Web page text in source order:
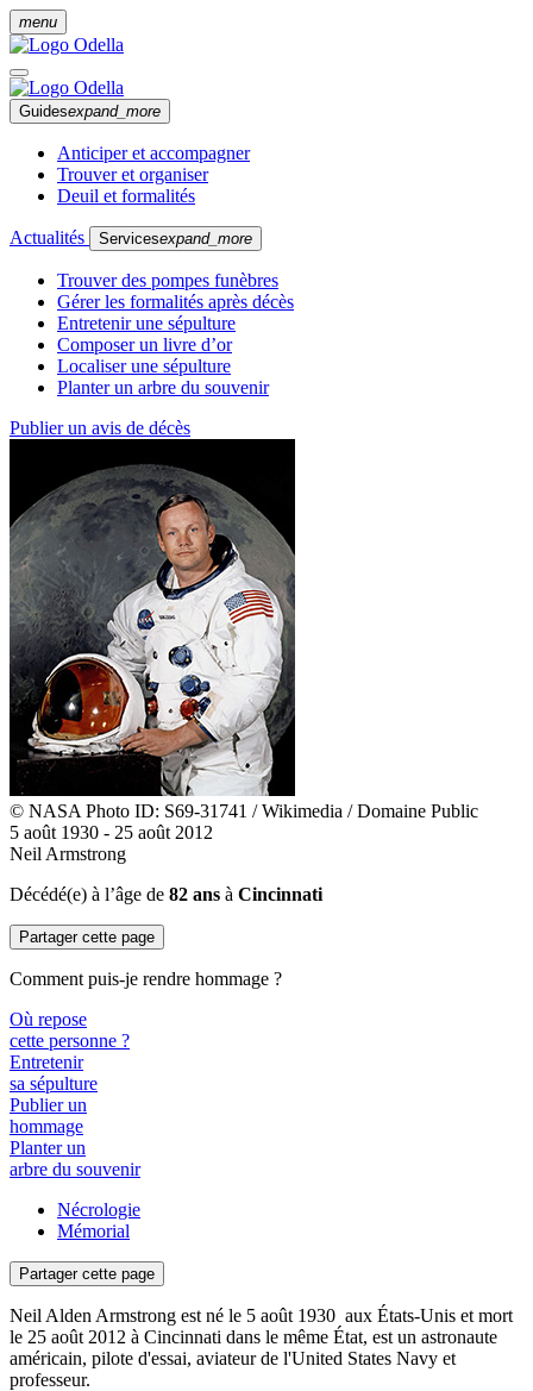
menu
Guidesexpand_more
Anticiper et accompagner
Trouver et organiser
Deuil et formalités
Actualités Servicesexpand_more
Trouver des pompes funèbres
Gérer les formalités après décès
Entretenir une sépulture
Composer un livre d’or
Localiser une sépulture
Planter un arbre du souvenir
Publier un avis de décès
© NASA Photo ID: S69-31741 / Wikimedia / Domaine Public
5 août 1930 - 25 août 2012
Neil Armstrong
Décédé(e) à l’âge de 82 ans à Cincinnati
Partager cette page
Comment puis-je rendre hommage ?
Où repose
cette personne ?
Entretenir
sa sépulture
Publier un
hommage
Planter un
arbre du souvenir
Nécrologie
Mémorial
Partager cette page
Neil Alden Armstrong est né le 5 août 1930 aux États-Unis et mort
le 25 août 2012 à Cincinnati dans le même État, est un astronaute
américain, pilote d'essai, aviateur de l'United States Navy et
professeur.